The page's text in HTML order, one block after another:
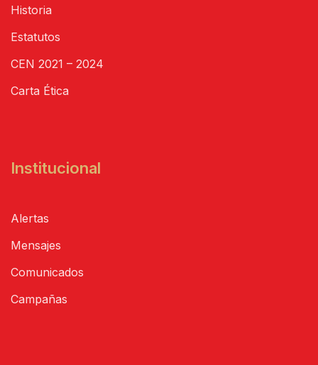
Historia
Estatutos
CEN 2021 – 2024
Carta Ética
Institucional
Alertas
Mensajes
Comunicados
Campañas